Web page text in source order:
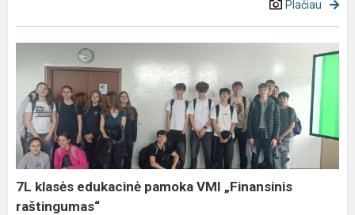
Plačiau
klasės
edukacinė
pamoka
VMI
„Finansinis
raštingumas“
7L klasės edukacinė pamoka VMI „Finansinis
raštingumas“